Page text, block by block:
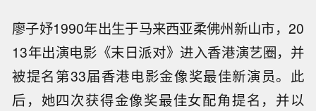
廖子妤1990年出生于马来西亚柔佛州新山市，20
13年出演电影《末日派对》进入香港演艺圈，并
被提名第33届香港电影金像奖最佳新演员。此
后，她四次获得金像奖最佳女配角提名，并以